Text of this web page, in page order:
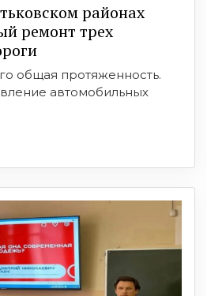
районах
ремонт трех
общая протяженность.
автомобильных